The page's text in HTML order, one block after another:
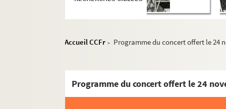
Accueil CCFr > Programme du concert offert le 24
Programme du concert offert le 24